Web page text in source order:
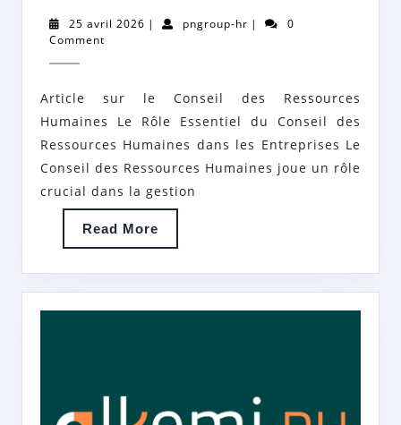
:
LE
DES
25 avril 2026 25| pngroup-hrpngroup-
|
0
Comment
Article sur le Conseil des Ressources
Humaines Le Rôle Essentiel du Conseil des
Ressources Humaines dans les Entreprises Le
Conseil des Ressources Humaines joue un rôle
crucial dans la gestion
Read More
More